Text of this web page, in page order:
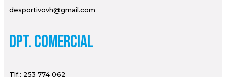
desportivovh@gmail.com
Dpt. Comercial
Tlf.: 253 774 062